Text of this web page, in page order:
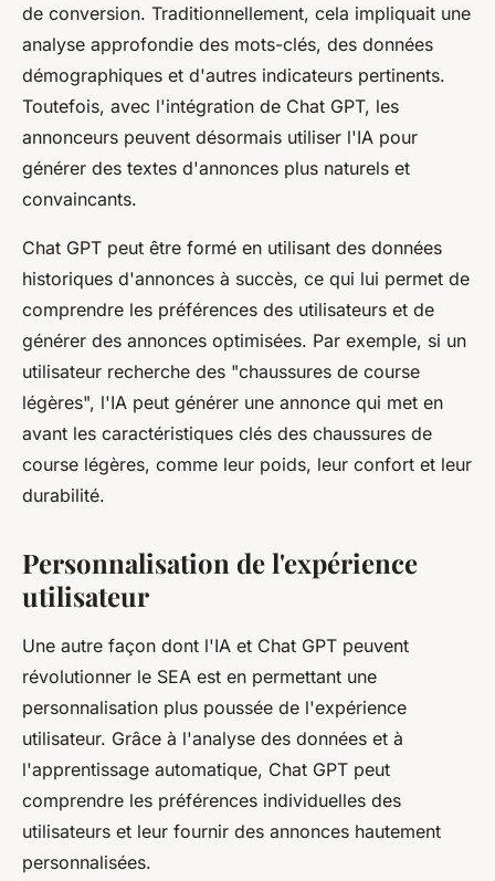
de conversion. Traditionnellement, cela impliquait une
analyse approfondie des mots-clés, des données
démographiques et d'autres indicateurs pertinents.
Toutefois, avec l'intégration de Chat GPT, les
annonceurs peuvent désormais utiliser l'IA pour
générer des textes d'annonces plus naturels et
convaincants.
Chat GPT peut être formé en utilisant des données
historiques d'annonces à succès, ce qui lui permet de
comprendre les préférences des utilisateurs et de
générer des annonces optimisées. Par exemple, si un
utilisateur recherche des "chaussures de course
légères", l'IA peut générer une annonce qui met en
avant les caractéristiques clés des chaussures de
course légères, comme leur poids, leur confort et leur
durabilité.
Personnalisation de l'expérience
utilisateur
Une autre façon dont l'IA et Chat GPT peuvent
révolutionner le SEA est en permettant une
personnalisation plus poussée de l'expérience
utilisateur. Grâce à l'analyse des données et à
l'apprentissage automatique, Chat GPT peut
comprendre les préférences individuelles des
utilisateurs et leur fournir des annonces hautement
personnalisées.